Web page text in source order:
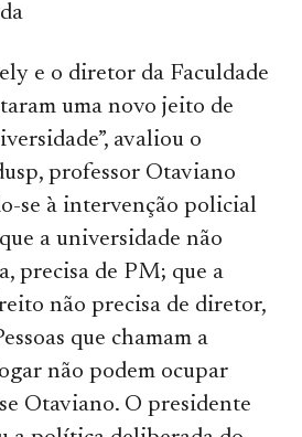
e o diretor da Faculdade
uma novo jeito de
avaliou o
professor Otaviano
se à intervenção policial
a universidade não
precisa de PM; que a
não precisa de diretor,
que chamam a
não podem ocupar
Otaviano. O presidente